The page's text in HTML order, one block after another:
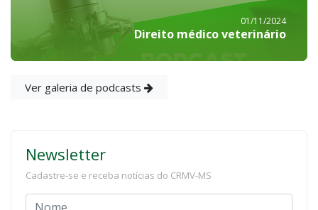
01/11/2024
Direito médico veterinário
Ver galeria de podcasts
Newsletter
Cadastre-se e receba notícias do CRMV-MS